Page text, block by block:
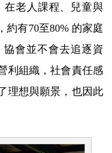
在老人課程、兒童與
約有70至80% 的家庭
會並不會去追逐資
利組織，社會責任感
理想與願景，也因此